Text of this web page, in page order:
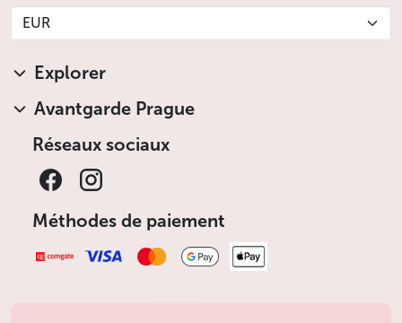
EUR
Explorer
Avantgarde Prague
Réseaux sociaux
Méthodes de paiement